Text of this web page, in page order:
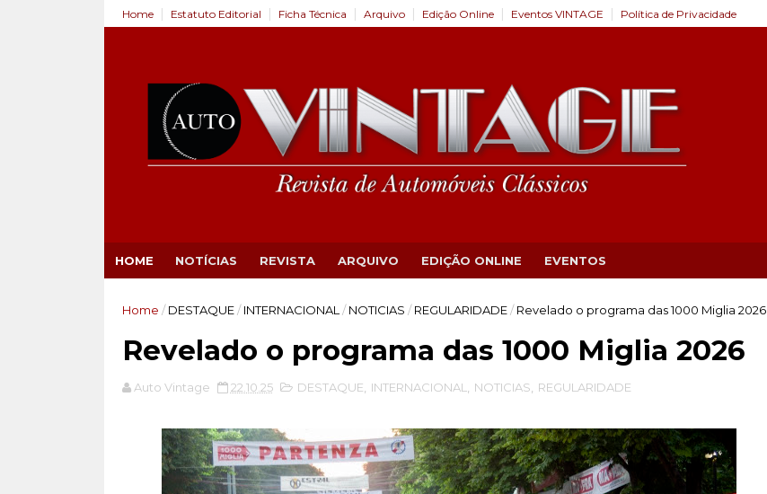
Home Estatuto Editorial Ficha Técnica Arquivo Edição Online Eventos VINTAGE Política de Privacidade
HOME NOTÍCIAS REVISTA ARQUIVO EDIÇÃO ONLINE EVENTOS
Home / DESTAQUE / INTERNACIONAL / NOTICIAS / REGULARIDADE / Revelado o programa das 1000 Miglia 2026
Revelado o programa das 1000 Miglia 2026
Auto Vintage 22.10.25 DESTAQUE INTERNACIONAL NOTICIAS REGULARIDADE